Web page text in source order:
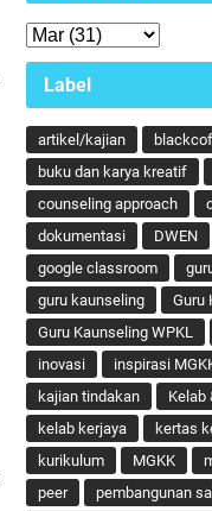
Label
artikel/kajian
buku dan karya kreatif
counseling approach
dokumentasi
DWEN
google classroom
guru kaunseling
Guru
Guru Kaunseling WPKL
inovasi
inspirasi
kajian tindakan
Kelab
kelab kerjaya
kertas
kurikulum
MGKK
peer
pembangunan